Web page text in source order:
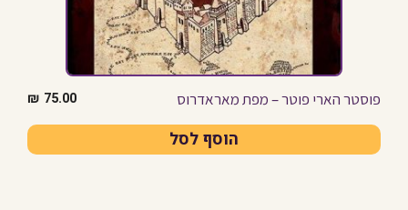
פוסטר הארי פוטר – מפת מאראדרוס 75.00
₪
הוסף לסל